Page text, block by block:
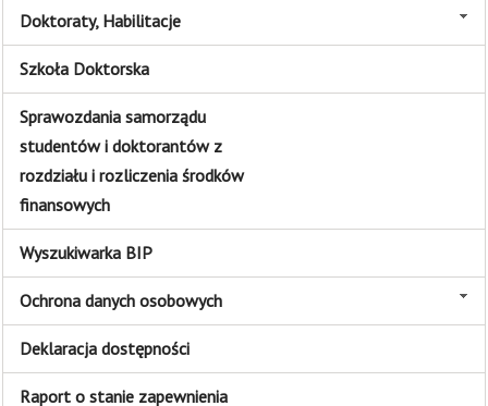
Doktoraty, Habilitacje
Szkoła Doktorska
Sprawozdania samorządu
studentów i doktorantów z
rozdziału i rozliczenia środków
finansowych
Wyszukiwarka BIP
Ochrona danych osobowych
Deklaracja dostępności
Raport o stanie zapewnienia